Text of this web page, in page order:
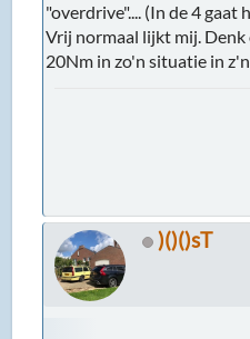
"overdrive".... (In de 4 gaat
Vrij normaal lijkt mij.
20Nm in zo'n situatie in
)()()sT